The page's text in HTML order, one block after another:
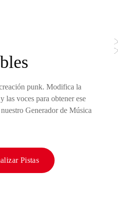
punk. Modifica la
las voces para obtener ese
Generador de Música
Pistas